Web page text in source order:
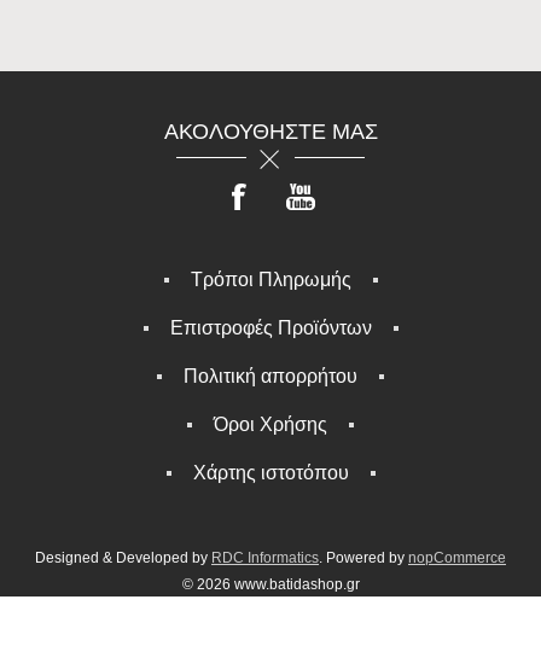
ΑΚΟΛΟΥΘΉΣΤΕ ΜΑΣ
Τρόποι Πληρωμής
Επιστροφές Προϊόντων
Πολιτική απορρήτου
Όροι Χρήσης
Χάρτης ιστοτόπου
Designed & Developed by RDC Informatics. Powered by nopCommerce
© 2026 www.batidashop.gr